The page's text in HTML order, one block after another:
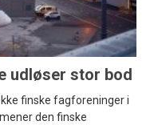
udløser stor bod
finske fagforeninger i
den finske